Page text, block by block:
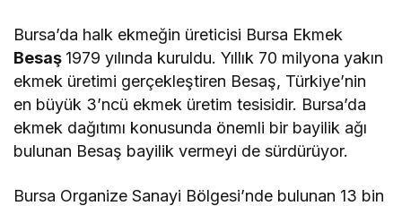
Bursa’da halk ekmeğin üreticisi Bursa Ekmek
Besaş 1979 yılında kuruldu. Yıllık 70 milyona yakın
ekmek üretimi gerçekleştiren Besaş, Türkiye’nin
en büyük 3’ncü ekmek üretim tesisidir. Bursa’da
ekmek dağıtımı konusunda önemli bir bayilik ağı
bulunan Besaş bayilik vermeyi de sürdürüyor.
Bursa Organize Sanayi Bölgesi’nde bulunan 13 bin